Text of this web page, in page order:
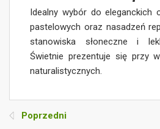
Idealny wybór do eleganckich
pastelowych oraz nasadzeń
stanowiska słoneczne i
Świetnie prezentuje się przy
naturalistycznych.
Poprzedni